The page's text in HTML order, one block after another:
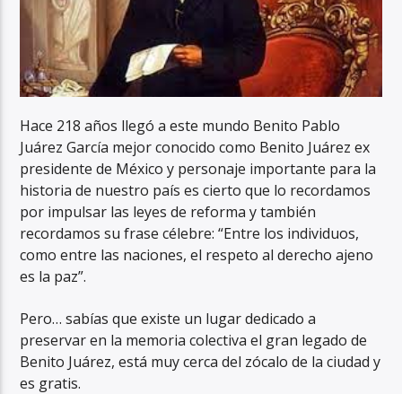
Hace 218 años llegó a este mundo Benito Pablo
Juárez García mejor conocido como Benito Juárez ex
presidente de México y personaje importante para la
historia de nuestro país es cierto que lo recordamos
por impulsar las leyes de reforma y también
recordamos su frase célebre: “Entre los individuos,
como entre las naciones, el respeto al derecho ajeno
es la paz”.
Pero… sabías que existe un lugar dedicado a
preservar en la memoria colectiva el gran legado de
Benito Juárez, está muy cerca del zócalo de la ciudad y
es gratis.